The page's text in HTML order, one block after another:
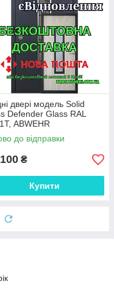
двері модель Solid
Defender Glass RAL
ABWEHR
до відправки
₴
Купити